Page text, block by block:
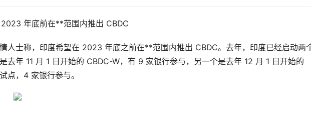
年底前在**范围内推出 CBDC
人士称，印度希望在 2023 年底之前在**范围内推出 CBDC。去年，印度已经启动两
去年 11 月 1 日开始的 CBDC-W，有 9 家银行参与，另一个是去年 12 月 1 日开始的
点，4 家银行参与。